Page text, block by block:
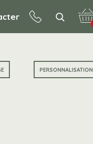
PERSONNALISATION